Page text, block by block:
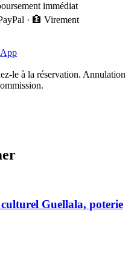
immédiat
· 🏦 Virement
le à la réservation. Annulation
Guellala, poterie